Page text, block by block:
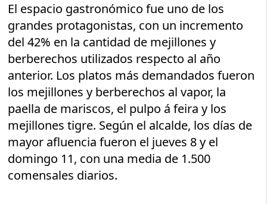
El espacio gastronómico fue uno de los
grandes protagonistas, con un incremento
del 42% en la cantidad de mejillones y
berberechos utilizados respecto al año
anterior. Los platos más demandados fueron
los mejillones y berberechos al vapor, la
paella de mariscos, el pulpo á feira y los
mejillones tigre. Según el alcalde, los días de
mayor afluencia fueron el jueves 8 y el
domingo 11, con una media de 1.500
comensales diarios.